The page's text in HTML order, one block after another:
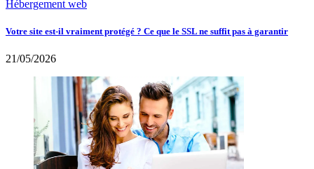
Hébergement web
Votre site est-il vraiment protégé ? Ce que le SSL ne suffit pas à garantir
21/05/2026